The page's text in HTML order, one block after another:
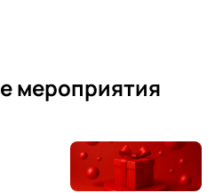
мероприятия